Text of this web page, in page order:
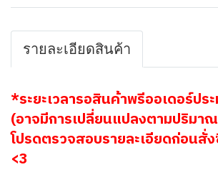
รายละเอียดสินค้า
*ระยะเวลารอสินค้าพรีออเดอร์ป
(อาจมีการเปลี่ยนแปลงตามปริมา
โปรดตรวจสอบรายละเอียดก่อนสั่
<3